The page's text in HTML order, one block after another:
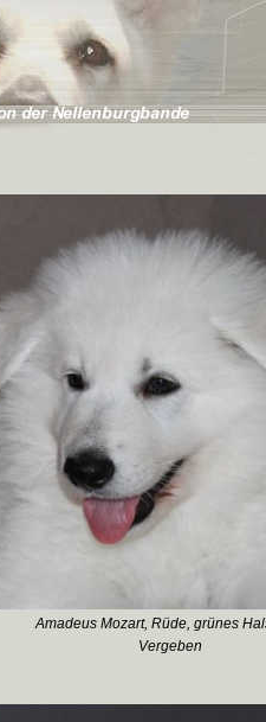
Amadeus Mozart, Rüde, grünes
Vergeben